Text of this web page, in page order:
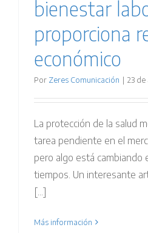
bienestar
proporciona
económico
Por Zeres Comunicación | 23
La protección de la salud
tarea pendiente en el
pero algo está cambiando
tiempos. Un interesante
[...]
Más información